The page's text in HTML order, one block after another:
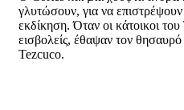
γλυτώσουν, για να
εκδίκηση. Όταν οι κάτοικοι
εισβολείς, έθαψαν τον
Tezcuco.